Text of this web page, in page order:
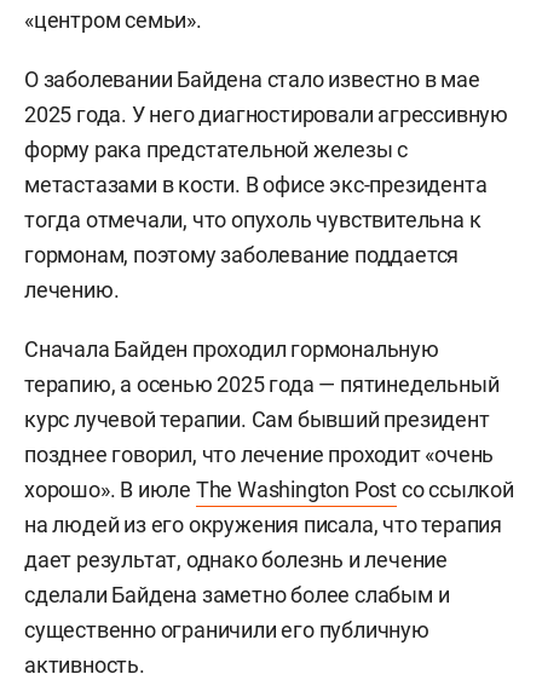
«центром семьи».
О заболевании Байдена стало известно в мае
2025 года. У него диагностировали агрессивную
форму рака предстательной железы с
метастазами в кости. В офисе экс-президента
тогда отмечали, что опухоль чувствительна к
гормонам, поэтому заболевание поддается
лечению.
Сначала Байден проходил гормональную
терапию, а осенью 2025 года — пятинедельный
курс лучевой терапии. Сам бывший президент
позднее говорил, что лечение проходит «очень
хорошо». В июле The Washington Postсо ссылкой
на людей из его окружения писала, что терапия
дает результат, однако болезнь и лечение
сделали Байдена заметно более слабым и
существенно ограничили его публичную
активность.